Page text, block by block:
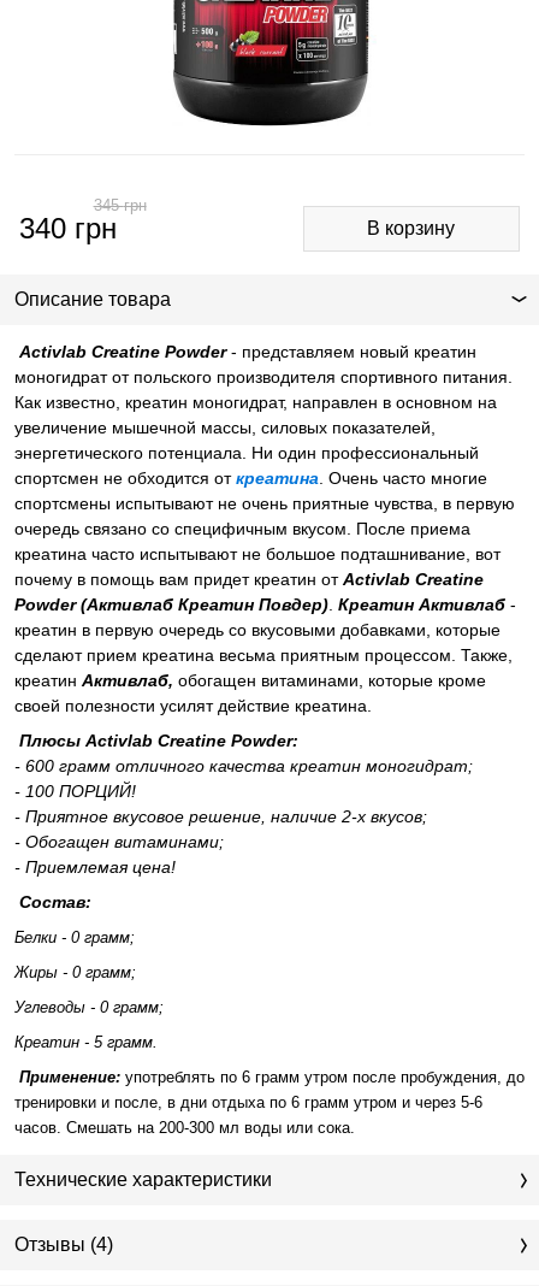
340 грн
345грн
Описание товара
Activlab Creatine Powder- представляем новый креатин
моногидрат от польского производителя спортивного питания.
Как известно, креатин моногидрат, направлен в основном на
увеличение мышечной массы, силовых показателей,
энергетического потенциала. Ни один профессиональный
спортсмен не обходится откреатина. Очень часто многие
спортсмены испытывают не очень приятные чувства, в первую
очередь связано со специфичным вкусом. После приема
креатина часто испытывают не большое подташнивание, вот
почему в помощь вам придет креатин отActivlab Creatine
Powder (Активлаб Креатин Повдер). Креатин Активлаб -
креатин в первую очередь со вкусовыми добавками, которые
сделают прием креатина весьма приятным процессом. Также,
креатин Активлаб, обогащен витаминами, которые кроме
своей полезности усилят действие креатина.
Плюсы Activlab Creatine Powder:
- 600 грамм отличного качества креатин моногидрат;
- 100 ПОРЦИЙ!
- Приятное вкусовое решение, наличие 2-х вкусов;
- Обогащен витаминами;
- Приемлемая цена!
Состав:
Белки - 0 грамм;
Жиры - 0 грамм;
Углеводы - 0 грамм;
Креатин - 5 грамм.
Применение: употреблять по 6 грамм утром после пробуждения, до
тренировки и после, в дни отдыха по 6 грамм утром и через 5-6
часов. Смешать на 200-300 мл воды или сока.
Технические характеристики
Отзывы (4)